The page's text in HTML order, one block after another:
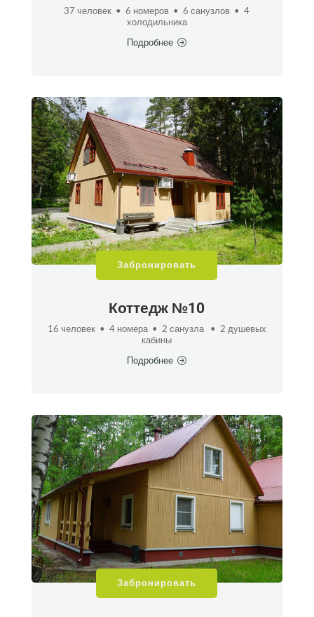
37 человек • 6 номеров • 6 санузлов • 4
холодильника
Подробнее
Забронировать
Коттедж №10
16 человек • 4 номера • 2 санузла • 2 душевых
кабины
Подробнее
Забронировать